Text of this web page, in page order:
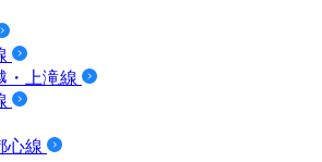
・上滝線
心線